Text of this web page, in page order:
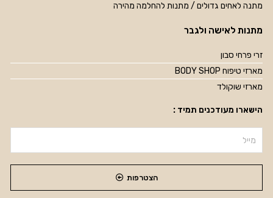
מתנה לאחים גדולים / מתנות להחלמה מהירה
מתנות לאישה ולגבר
זרי פרחי סבון
מארזי טיפוח BODY SHOP
מארזי שוקולד
הישארו מעודכנים תמיד :
הצטרפות